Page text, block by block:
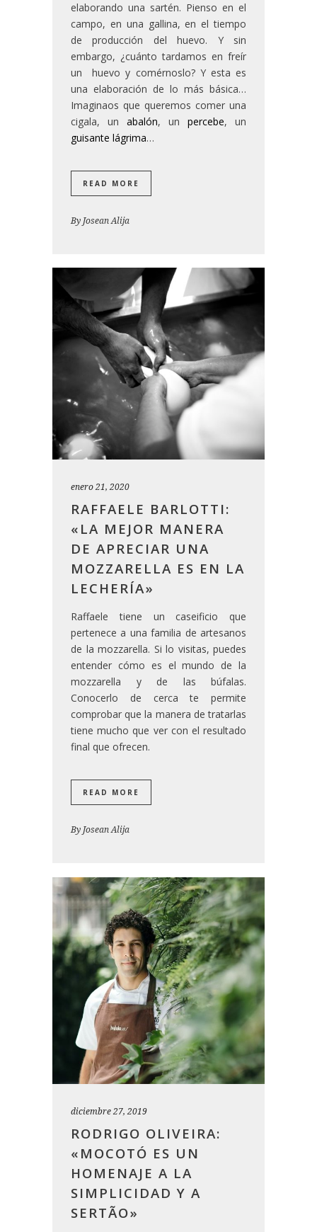
elaborando una sartén. Pienso en el
campo, en una gallina, en el tiempo
de producción del huevo. Y sin
embargo, ¿cuánto tardamos en freír
un huevo y comérnoslo? Y esta es
una elaboración de lo más básica…
Imaginaos que queremos comer una
cigala, un abalón, un percebe, un
guisante lágrima…
READ MORE
By Josean Alija
enero 21, 2020
RAFFAELE BARLOTTI:
«LA MEJOR MANERA
DE APRECIAR UNA
MOZZARELLA ES EN LA
LECHERÍA»
Raffaele tiene un caseificio que
pertenece a una familia de artesanos
de la mozzarella. Si lo visitas, puedes
entender cómo es el mundo de la
mozzarella y de las búfalas.
Conocerlo de cerca te permite
comprobar que la manera de tratarlas
tiene mucho que ver con el resultado
final que ofrecen.
READ MORE
By Josean Alija
diciembre 27, 2019
RODRIGO OLIVEIRA:
«MOCOTÓ ES UN
HOMENAJE A LA
SIMPLICIDAD Y A
SERTÃO»